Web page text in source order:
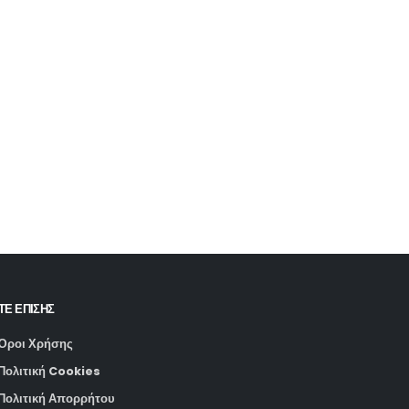
ΕΠΙΣΗΣ
Χρήσης
Cookies
Απορρήτου